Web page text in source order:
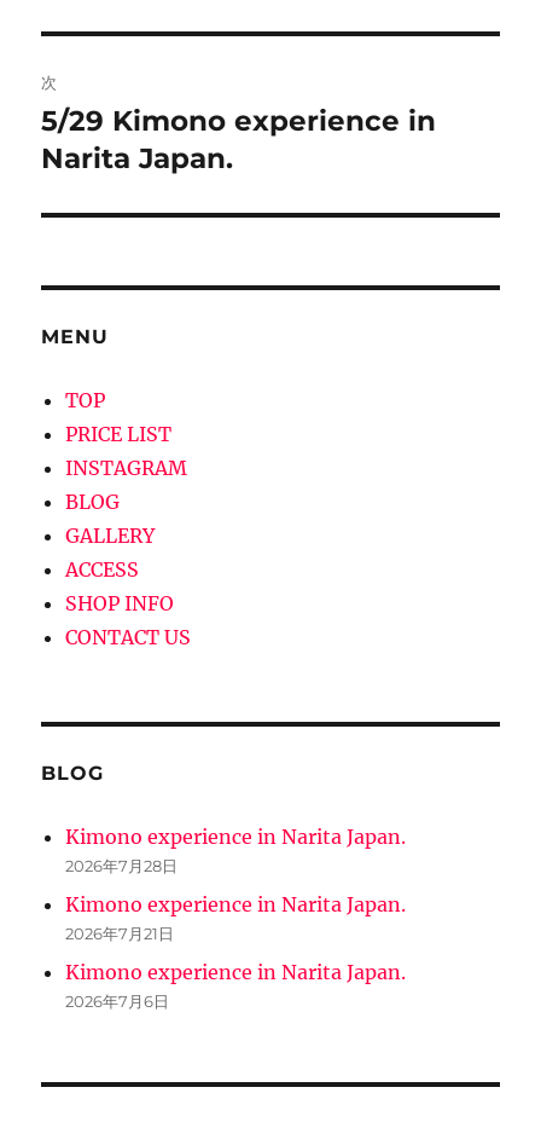
ビ
ゲ
ー
ン
稿:
次
次
の
稿:
5/29 Kimono experience in
Narita Japan.
MENU
TOP
PRICE LIST
INSTAGRAM
BLOG
GALLERY
ACCESS
SHOP INFO
CONTACT US
BLOG
Kimono experience in Narita Japan.
2026年7月28日
Kimono experience in Narita Japan.
2026年7月21日
Kimono experience in Narita Japan.
2026年7月6日